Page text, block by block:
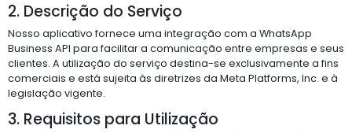
2. Descrição do Serviço
Nosso aplicativo fornece uma integração com a WhatsApp
Business API para facilitar a comunicação entre empresas e seus
clientes. A utilização do serviço destina-se exclusivamente a fins
comerciais e está sujeita às diretrizes da Meta Platforms, Inc. e à
legislação vigente.
3. Requisitos para Utilização